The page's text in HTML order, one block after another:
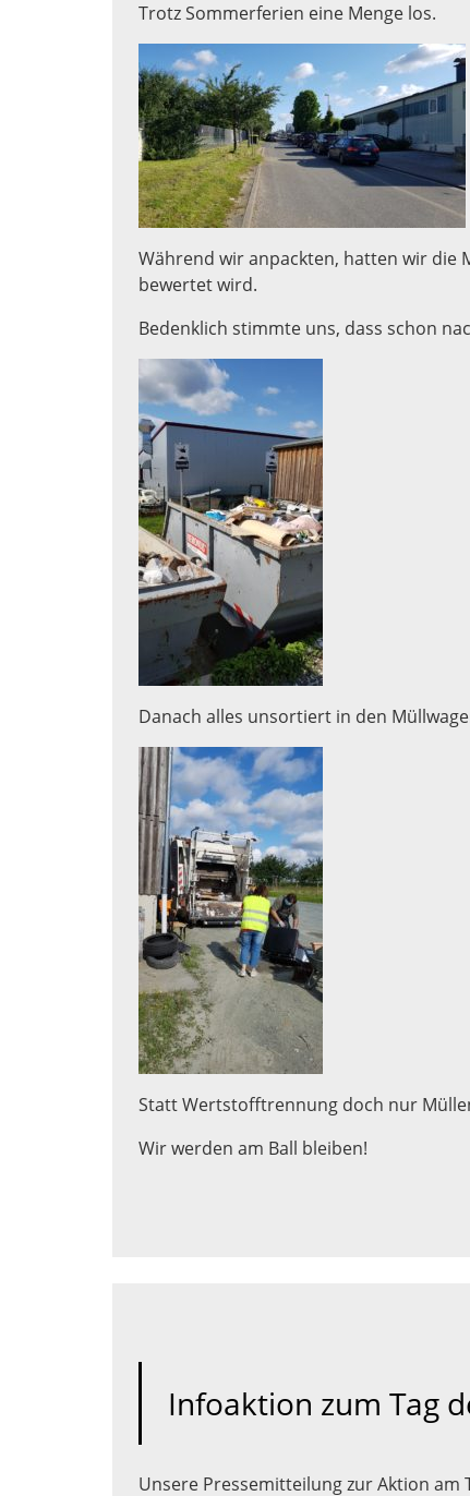
Trotz Sommerferien eine Menge los.
Während wir anpackten, hatten wir die
bewertet wird.
Bedenklich stimmte uns, dass schon
Danach alles unsortiert in den
Statt Wertstofftrennung doch nur
Wir werden am Ball bleiben!
Infoaktion zum Tag
Unsere Pressemitteilung zur Aktion am